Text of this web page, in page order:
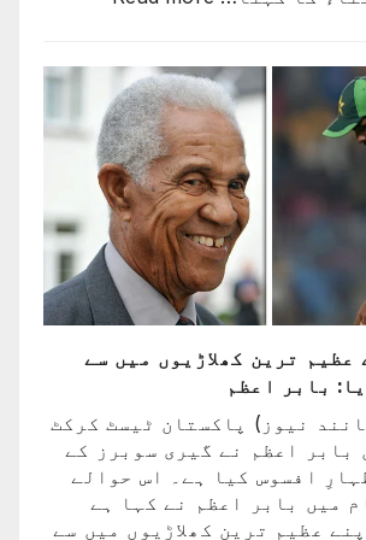
بند
نہیں
ہوا،
جو
اچھا
کھیلے
گا
وہ
ٹیم
ہوگا:
ثنا
عظیم ترین کھلاڑیوں میں سے
بابر اعظم
نیوز) پاکستان ٹیسٹ کرکٹ
بابر اعظم نے گیری سوبرز کے
افسوس کیا ہے۔ اس حوالے
میں بابر اعظم نے کہا ہے
عظیم ترین کھلاڑیوں میں سے